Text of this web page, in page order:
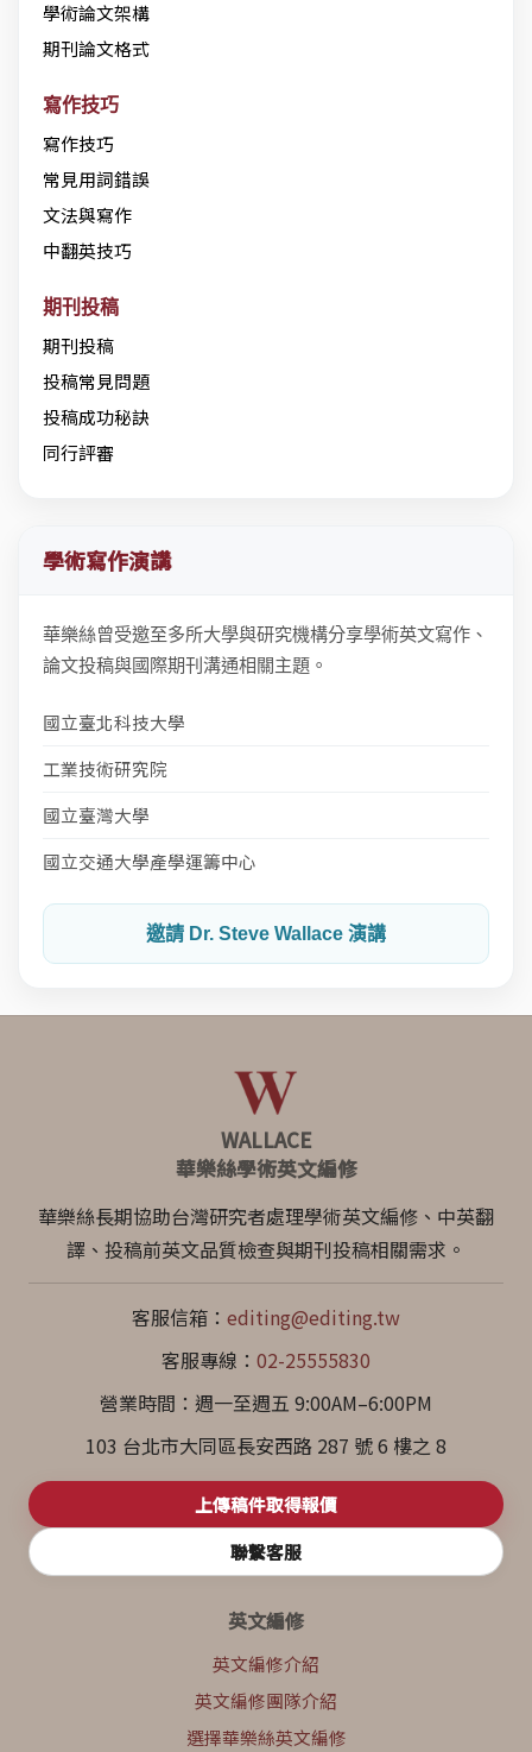
學術論文架構
期刊論文格式
寫作技巧
寫作技巧
常見用詞錯誤
文法與寫作
中翻英技巧
期刊投稿
期刊投稿
投稿常見問題
投稿成功秘訣
同行評審
學術寫作演講
華樂絲曾受邀至多所大學與研究機構分享學術英文寫作、
論文投稿與國際期刊溝通相關主題。
國立臺北科技大學
工業技術研究院
國立臺灣大學
國立交通大學產學運籌中心
邀請 Dr. Steve Wallace 演講
WALLACE
華樂絲學術英文編修
華樂絲長期協助台灣研究者處理學術英文編修、中英翻
譯、投稿前英文品質檢查與期刊投稿相關需求。
客服信箱： editing@editing.tw
客服專線： 02-25555830
營業時間：週一至週五 9:00AM–6:00PM
103 台北市大同區長安西路 287 號 6 樓之 8
上傳稿件取得報價
聯繫客服
英文編修
英文編修介紹
英文編修團隊介紹
選擇華樂絲英文編修